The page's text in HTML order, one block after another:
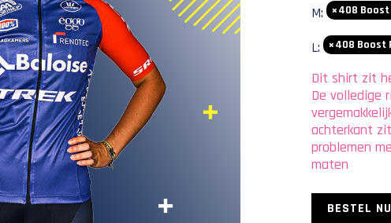
M: 408
L: 408 Boost
Dit shirt zit
De volledige
achterkant
problemen
maten
BESTEL NU